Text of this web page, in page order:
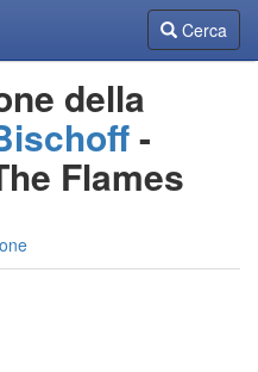
CercaCerca
della
-
Flames